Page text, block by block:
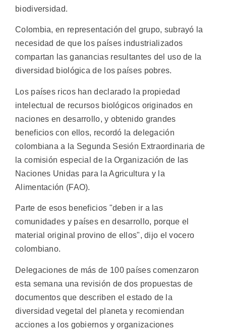
biodiversidad.
Colombia, en representación del grupo, subrayó la
necesidad de que los países industrializados
compartan las ganancias resultantes del uso de la
diversidad biológica de los países pobres.
Los países ricos han declarado la propiedad
intelectual de recursos biológicos originados en
naciones en desarrollo, y obtenido grandes
beneficios con ellos, recordó la delegación
colombiana a la Segunda Sesión Extraordinaria de
la comisión especial de la Organización de las
Naciones Unidas para la Agricultura y la
Alimentación (FAO).
Parte de esos beneficios "deben ir a las
comunidades y países en desarrollo, porque el
material original provino de ellos", dijo el vocero
colombiano.
Delegaciones de más de 100 países comenzaron
esta semana una revisión de dos propuestas de
documentos que describen el estado de la
diversidad vegetal del planeta y recomiendan
acciones a los gobiernos y organizaciones